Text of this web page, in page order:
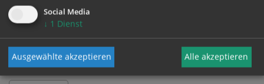
Passwort
Social Media
↓ 1 Dienst
Ausgewählte akzeptieren Alle akzeptieren